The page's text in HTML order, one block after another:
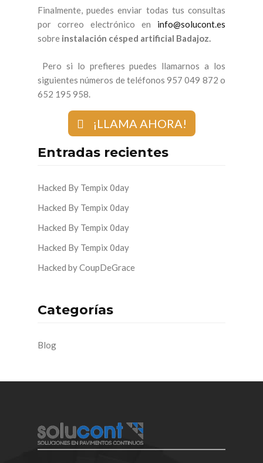
Finalmente, puedes enviar todas tus consultas
por correo electrónico en info@solucont.es
sobre instalación césped artificial Badajoz.
Pero si lo prefieres puedes llamarnos a los
siguientes números de teléfonos 957 049 872 o
652 195 958.
¡LLAMA AHORA!
Entradas recientes
Hacked By Tempix 0day
Hacked By Tempix 0day
Hacked By Tempix 0day
Hacked By Tempix 0day
Hacked by CoupDeGrace
Categorías
Blog